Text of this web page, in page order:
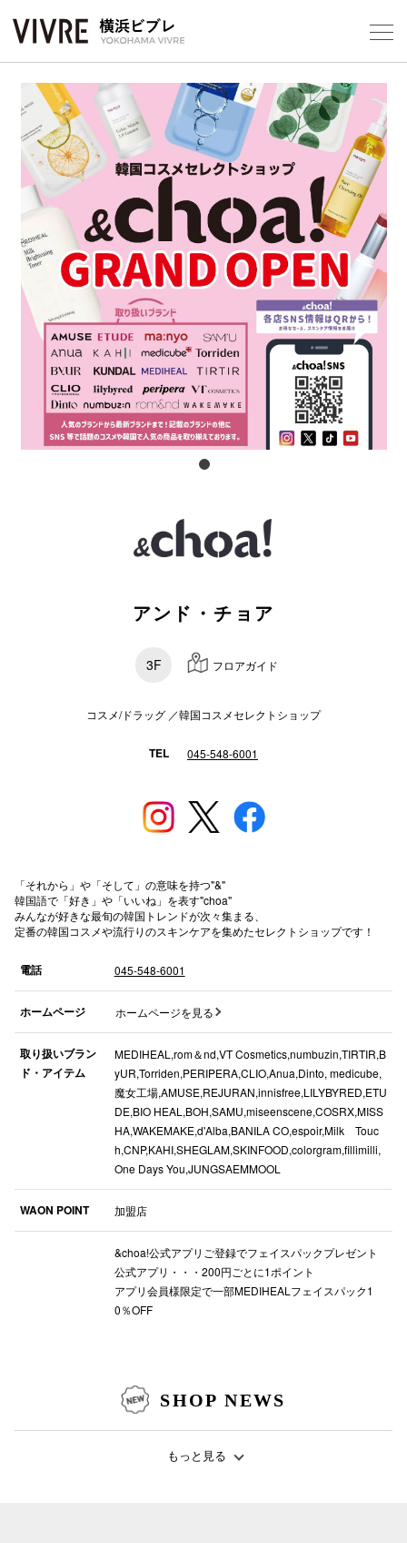
アンド・チョア
3F フロアガイド
コスメ/ドラッグ ／韓国コスメセレクトショップ
TEL 045-548-6001
「それから」や「そして」の意味を持つ"&"
韓国語で「好き」や「いいね」を表す"choa"
みんなが好きな最旬の韓国トレンドが次々集まる、
定番の韓国コスメや流行りのスキンケアを集めたセレクトショップです！
電話 045-548-6001
ホームページ ホームページを見る
取り扱いブラン
ド・アイテム
MEDIHEAL,rom＆nd,VT Cosmetics,numbuzin,TIRTIR,B
yUR,Torriden,PERIPERA,CLIO,Anua,Dinto, medicube,
魔女工場,AMUSE,REJURAN,innisfree,LILYBYRED,ETU
DE,BIO HEAL,BOH,SAMU,miseenscene,COSRX,MISS
HA,WAKEMAKE,d'Alba,BANILA CO,espoir,Milk Touc
h,CNP,KAHI,SHEGLAM,SKINFOOD,colorgram,fillimilli,
One Days You,JUNGSAEMMOOL
WAON POINT 加盟店
&choa!公式アプリご登録でフェイスパックプレゼント
公式アプリ・・・200円ごとに1ポイント
アプリ会員様限定で一部MEDIHEALフェイスパック1
0％OFF
SHOP NEWS
もっと見る
【
フロア
ショッ
レスト
施設案内
新百合丘
三宮オ
キャナルシ